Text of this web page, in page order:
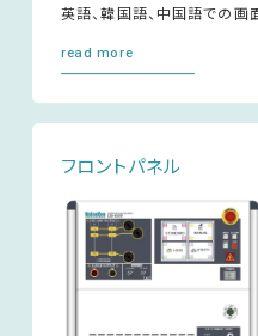
英語、韓国語、中国語での画
read more
フロントパネル